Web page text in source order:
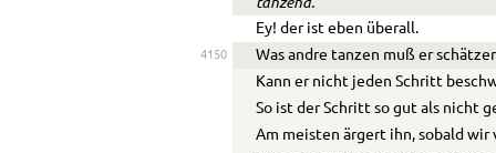
Ey! der ist eben überall.
4150
Was andre tanzen muß er
Kann er nicht jeden Schritt
So ist der Schritt so gut als nicht
Am meisten ärgert ihn, sobald wir